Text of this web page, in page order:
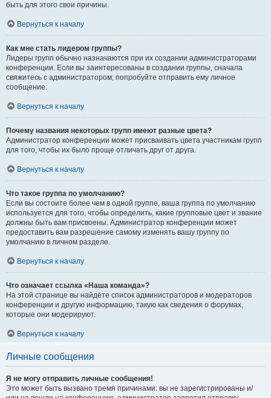
быть для этого свои причины.
Вернуться к началу
Как мне стать лидером группы?
Лидеры групп обычно назначаются при их создании администраторами
конференции. Если вы заинтересованы в создании группы, сначала
свяжитесь с администратором; попробуйте отправить ему личное
сообщение.
Вернуться к началу
Почему названия некоторых групп имеют разные цвета?
Администратор конференции может присваивать цвета участникам групп
для того, чтобы их было проще отличать друг от друга.
Вернуться к началу
Что такое группа по умолчанию?
Если вы состоите более чем в одной группе, ваша группа по умолчанию
используется для того, чтобы определить, какие групповые цвет и звание
должны быть вам присвоены. Администратор конференции может
предоставить вам разрешение самому изменять вашу группу по
умолчанию в личном разделе.
Вернуться к началу
Что означает ссылка «Наша команда»?
На этой странице вы найдёте список администраторов и модераторов
конференции и другую информацию, такую как сведения о форумах,
которые они модерируют.
Вернуться к началу
Личные сообщения
Я не могу отправить личные сообщения!
Это может быть вызвано тремя причинами: вы не зарегистрированы и/